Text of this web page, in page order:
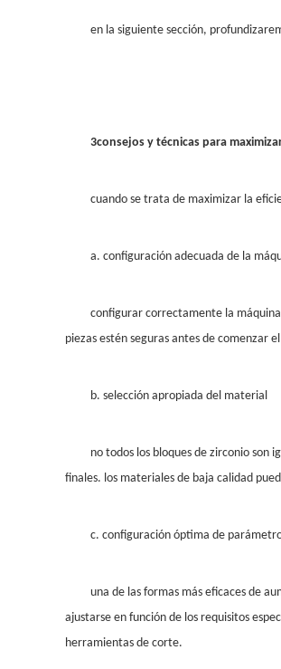
en la siguiente sección,
3consejos y técnicas para
cuando se trata de maximizar la
a. configuración adecuada de la
configurar correctamente la
piezas estén seguras antes de comenzar
b. selección apropiada del material
no todos los bloques de zirconio son
finales. los materiales de baja calidad
c. configuración óptima de
una de las formas más eficaces de
ajustarse en función de los requisitos
herramientas de corte.